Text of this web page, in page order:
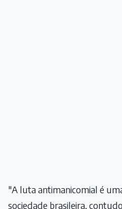
"A luta antimanicomial é
sociedade brasileira,